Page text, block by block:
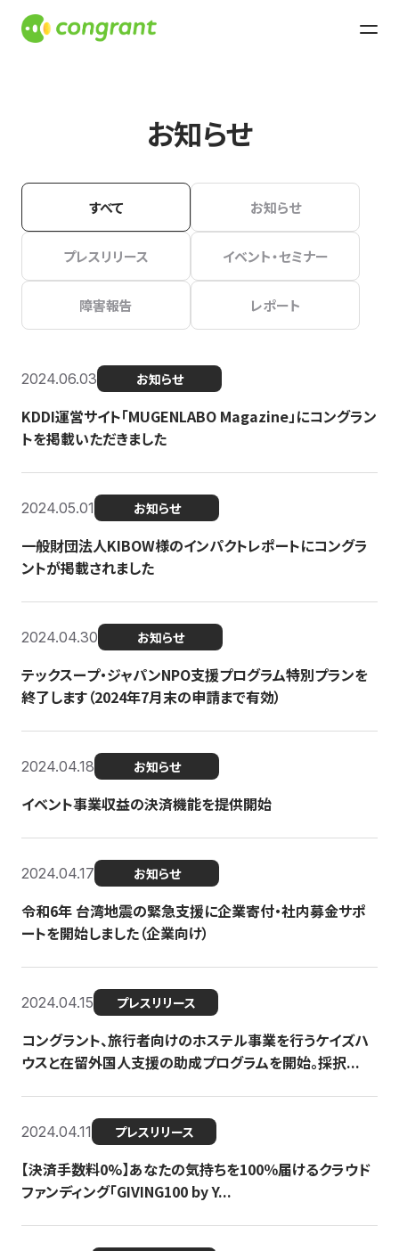
お知らせ
すべて お知らせ
プレスリリース イベント・セミナー
障害報告 レポート
2024.06.03 お知らせ
KDDI運営サイト「MUGENLABO Magazine」にコングラン
トを掲載いただきました
2024.05.01 お知らせ
一般財団法人KIBOW様のインパクトレポートにコングラ
ントが掲載されました
2024.04.30 お知らせ
テックスープ・ジャパンNPO支援プログラム特別プランを
終了します（2024年7月末の申請まで有効）
2024.04.18 お知らせ
イベント事業収益の決済機能を提供開始
2024.04.17 お知らせ
令和6年 台湾地震の緊急支援に企業寄付・社内募金サポ
ートを開始しました（企業向け）
2024.04.15 プレスリリース
コングラント、旅行者向けのホステル事業を行うケイズハ
ウスと在留外国人支援の助成プログラムを開始。採択...
2024.04.11 プレスリリース
【決済手数料0%】あなたの気持ちを100％届けるクラウド
ファンディング「GIVING100 by Y...